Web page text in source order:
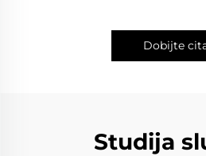
Dobijte
Studija